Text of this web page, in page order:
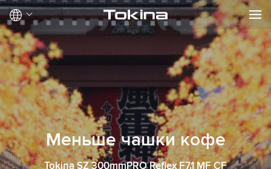
Меньше чашки кофе
Tokina SZ 300mmPRO Reflex F7.1 MF CF